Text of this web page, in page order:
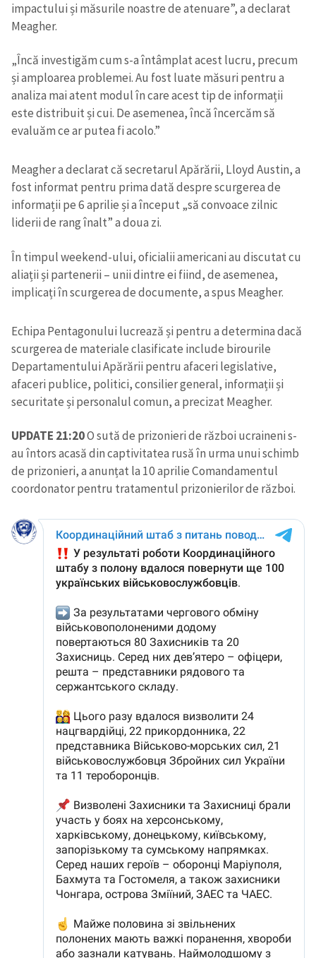
impactului și măsurile noastre de atenuare”, a declarat
Meagher.
„Încă investigăm cum s-a întâmplat acest lucru, precum
și amploarea problemei. Au fost luate măsuri pentru a
analiza mai atent modul în care acest tip de informații
este distribuit și cui. De asemenea, încă încercăm să
evaluăm ce ar putea fi acolo.”
Meagher a declarat că secretarul Apărării, Lloyd Austin, a
fost informat pentru prima dată despre scurgerea de
informații pe 6 aprilie și a început „să convoace zilnic
liderii de rang înalt” a doua zi.
În timpul weekend-ului, oficialii americani au discutat cu
aliații și partenerii – unii dintre ei fiind, de asemenea,
implicați în scurgerea de documente, a spus Meagher.
Echipa Pentagonului lucrează și pentru a determina dacă
scurgerea de materiale clasificate include birourile
Departamentului Apărării pentru afaceri legislative,
afaceri publice, politici, consilier general, informații și
securitate și personalul comun, a precizat Meagher.
UPDATE 21:20O sută de prizonieri de război ucraineni s-
au întors acasă din captivitatea rusă în urma unui schimb
de prizonieri, a anunțat la 10 aprilie Comandamentul
coordonator pentru tratamentul prizonierilor de război.